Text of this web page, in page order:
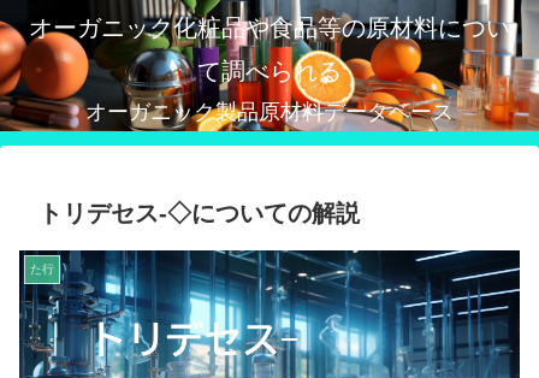
オーガニック化粧品や食品等の原材料につい
て調べられる
オーガニック製品原材料データベース
トリデセス-◇についての解説
た行